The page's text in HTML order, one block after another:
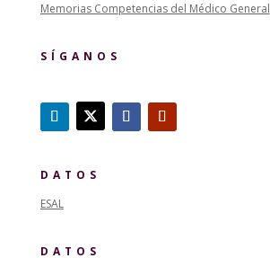
Memorias Competencias del Médico General
SÍGANOS
DATOS
ESAL
DATOS